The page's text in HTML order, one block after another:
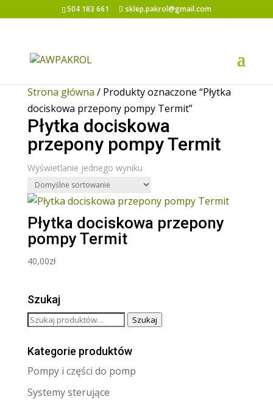
504 183 661 sklep.pakrol@gmail.com
Strona główna / Produkty oznaczone “Płytka
dociskowa przepony pompy Termit”
Płytka dociskowa
przepony pompy Termit
Wyświetlanie jednego wyniku
Płytka dociskowa przepony
pompy Termit
40,00zł
Szukaj
Szukaj: Szukaj
Kategorie produktów
Pompy i części do pomp
Systemy sterujące